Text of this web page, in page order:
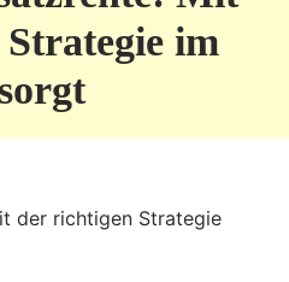
im
der richtigen Strategie